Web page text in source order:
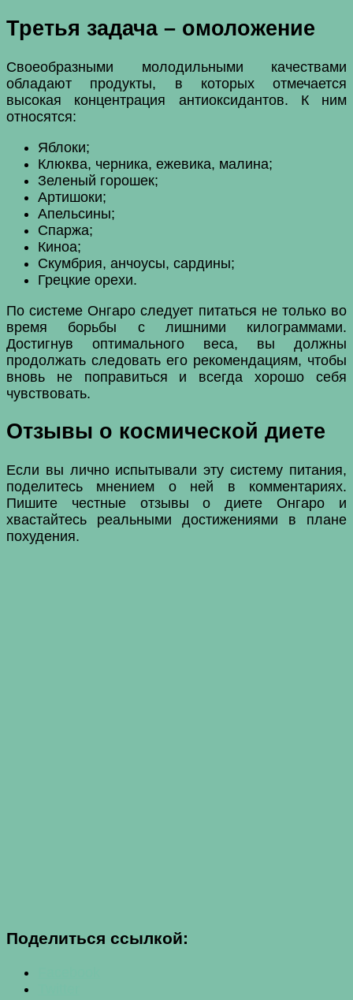
Третья задача – омоложение
Своеобразными молодильными качествами
обладают продукты, в которых отмечается
высокая концентрация антиоксидантов. К ним
относятся:
Яблоки;
Клюква, черника, ежевика, малина;
Зеленый горошек;
Артишоки;
Апельсины;
Спаржа;
Киноа;
Скумбрия, анчоусы, сардины;
Грецкие орехи.
По системе Онгаро следует питаться не только во
время борьбы с лишними килограммами.
Достигнув оптимального веса, вы должны
продолжать следовать его рекомендациям, чтобы
вновь не поправиться и всегда хорошо себя
чувствовать.
Отзывы о космической диете
Если вы лично испытывали эту систему питания,
поделитесь мнением о ней в комментариях.
Пишите честные отзывы о диете Онгаро и
хвастайтесь реальными достижениями в плане
похудения.
Поделиться ссылкой: